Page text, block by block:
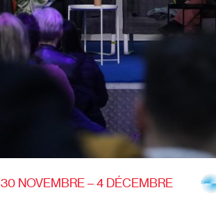
30 NOVEMBRE – 4 DÉCEMBRE